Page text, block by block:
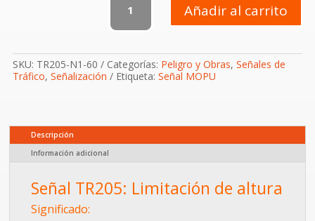
Limitación
de
(Obras)
cantidad
Añadir al carrito
SKU: TR205-N1-60 Categorías: Peligro y Obras, Señales de
Tráfico, Señalización Etiqueta: Señal MOPU
Descripción
Información adicional
Señal TR205: Limitación de altura
Significado: